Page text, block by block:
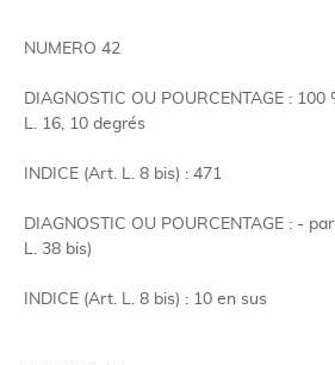
NUMERO 42
DIAGNOSTIC OU POURCENTAGE :
L. 16, 10 degrés
INDICE (Art. L. 8 bis) : 471
DIAGNOSTIC OU POURCENTAGE : -
L. 38 bis)
INDICE (Art. L. 8 bis) : 10 en sus